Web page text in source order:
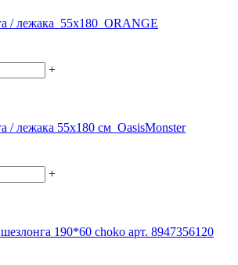
/ лежака_55х180_ORANGE
+
/ лежака 55х180 см_OasisMonster
+
190*60 choko арт. 8947356120